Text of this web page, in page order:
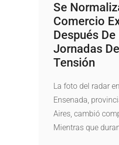
Se
Comercio
Después De
Jornadas
Tensión
La foto del radar
Ensenada,
Aires, cambió
Mientras que